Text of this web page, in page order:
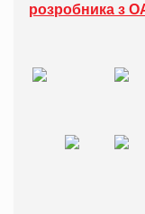
розробника з